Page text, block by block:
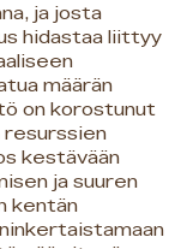
ja josta
hidastaa liittyy
määrän
on korostunut
resurssien
kestävään
ja suuren
kentän